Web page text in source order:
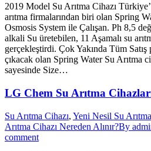
2019 Model Su Arıtma Cihazı
arıtma firmalarından biri olan Spring
Osmosis System ile Çalışan. Ph 8,5
alkali Su üretebilen, 11 Aşamalı su
gerçekleştirdi. Çok Yakında Tüm Satış
çıkacak olan Spring Water Su Arıtma
sayesinde Size…
LG Chem Su Arıtma
Su Arıtma Cihazı, Yeni Nesil Su
Arıtma Cihazı Nereden Alınır?By
comment